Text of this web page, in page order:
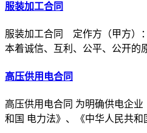
服装加工合同
服装加工合同 定作方（甲方
本着诚信、互利、公平、公开的
高压供用电合同
高压供用电合同 为明确供电企
和国 电力法》、《中华人民共